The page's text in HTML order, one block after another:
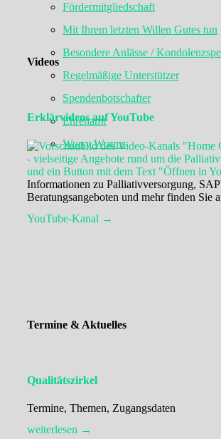
Fördermitgliedschaft
Mit Ihrem letzten Willen Gutes tun
Besondere Anlässe /
Regelmäßige Unterstützer
Spendenbotschafter
Ehrenamt
Worry Worms
Videos
Erklärvideos auf YouTube
Informationen zu Palliativversorgung,
Beratungsangeboten und mehr finden Sie
YouTube-Kanal →
Termine & Aktuelles
Qualitätszirkel
Termine, Themen, Zugangsdaten
weiterlesen →